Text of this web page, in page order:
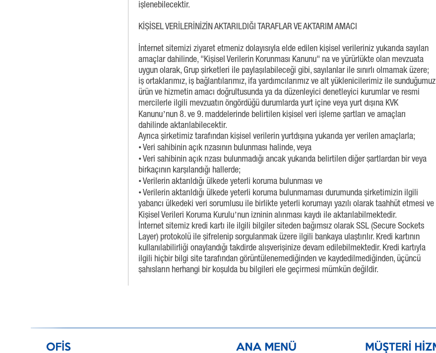
işlenebilecektir.
KİŞİSEL VERİLERİNİZİN AKTARILDIĞI TARAFLAR VE AKTARIM AMACI
İnternet sitemizi ziyaret etmeniz dolayısıyla elde edilen kişisel verileriniz yukarıda sayılan
amaçlar dahilinde, "Kişisel Verilerin Korunması Kanunu" na ve yürürlükte olan mevzuata
uygun olarak, Grup şirketleri ile paylaşılabileceği gibi, sayılanlar ile sınırlı olmamak üzere;
iş ortaklarımız, iş bağlantılarımız, ifa yardımcılarımız ve alt yüklenicilerimiz ile sunduğumuz
ürün ve hizmetin amacı doğrultusunda ya da düzenleyici denetleyici kurumlar ve resmi
mercilerle ilgili mevzuatın öngördüğü durumlarda yurt içine veya yurt dışına KVK
Kanunu’nun 8. ve 9. maddelerinde belirtilen kişisel veri işleme şartları ve amaçları
dahilinde aktarılabilecektir.
Ayrıca şirketimiz tarafından kişisel verilerin yurtdışına yukarıda yer verilen amaçlarla;
• Veri sahibinin açık rızasının bulunması halinde, veya
• Veri sahibinin açık rızası bulunmadığı ancak yukarıda belirtilen diğer şartlardan bir veya
birkaçının karşılandığı hallerde;
• Verilerin aktarıldığı ülkede yeterli koruma bulunması ve
• Verilerin aktarıldığı ülkede yeterli koruma bulunmaması durumunda şirketimizin ilgili
yabancı ülkedeki veri sorumlusu ile birlikte yeterli korumayı yazılı olarak taahhüt etmesi ve
Kişisel Verileri Koruma Kurulu’nun izninin alınması kaydı ile aktarılabilmektedir.
İnternet sitemiz kredi kartı ile ilgili bilgiler siteden bağımsız olarak SSL (Secure Sockets
Layer) protokolü ile şifrelenip sorgulanmak üzere ilgili bankaya ulaştırılır. Kredi kartının
kullanılabilirliği onaylandığı takdirde alışverişinize devam edilebilmektedir. Kredi kartıyla
ilgili hiçbir bilgi site tarafından görüntülenemediğinden ve kaydedilmediğinden, üçüncü
şahısların herhangi bir koşulda bu bilgileri ele geçirmesi mümkün değildir.